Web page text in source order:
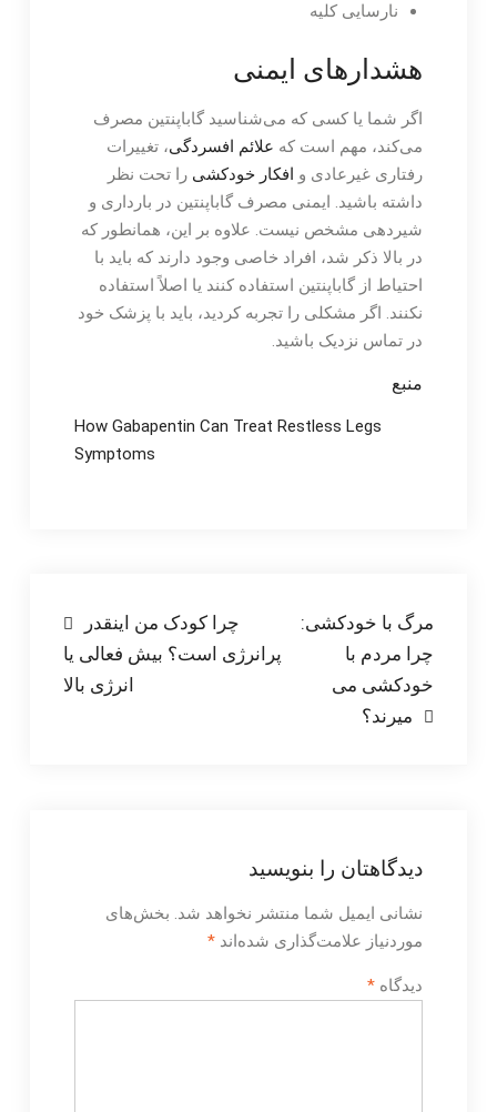
نارسایی کلیه
هشدارهای ایمنی
اگر شما یا کسی که می‌شناسید گاباپنتین مصرف
می‌کند، مهم است که علائم افسردگی، تغییرات
رفتاری غیرعادی و افکار خودکشی را تحت نظر
داشته باشید. ایمنی مصرف گاباپنتین در بارداری و
شیردهی مشخص نیست. علاوه بر این، همانطور که
در بالا ذکر شد، افراد خاصی وجود دارند که باید با
احتیاط از گاباپنتین استفاده کنند یا اصلاً استفاده
نکنند. اگر مشکلی را تجربه کردید، باید با پزشک خود
در تماس نزدیک باشید.
منبع
How Gabapentin Can Treat Restless Legs
Symptoms
راهبری
نوشته
چرا کودک من اینقدر
پرانرژی است؟ بیش فعالی یا
انرژی بالا
مرگ با خودکشی:
چرا مردم با
خودکشی می
میرند؟
دیدگاهتان را بنویسید
نشانی ایمیل شما منتشر نخواهد شد. بخش‌های
موردنیاز علامت‌گذاری شده‌اند *
دیدگاه *